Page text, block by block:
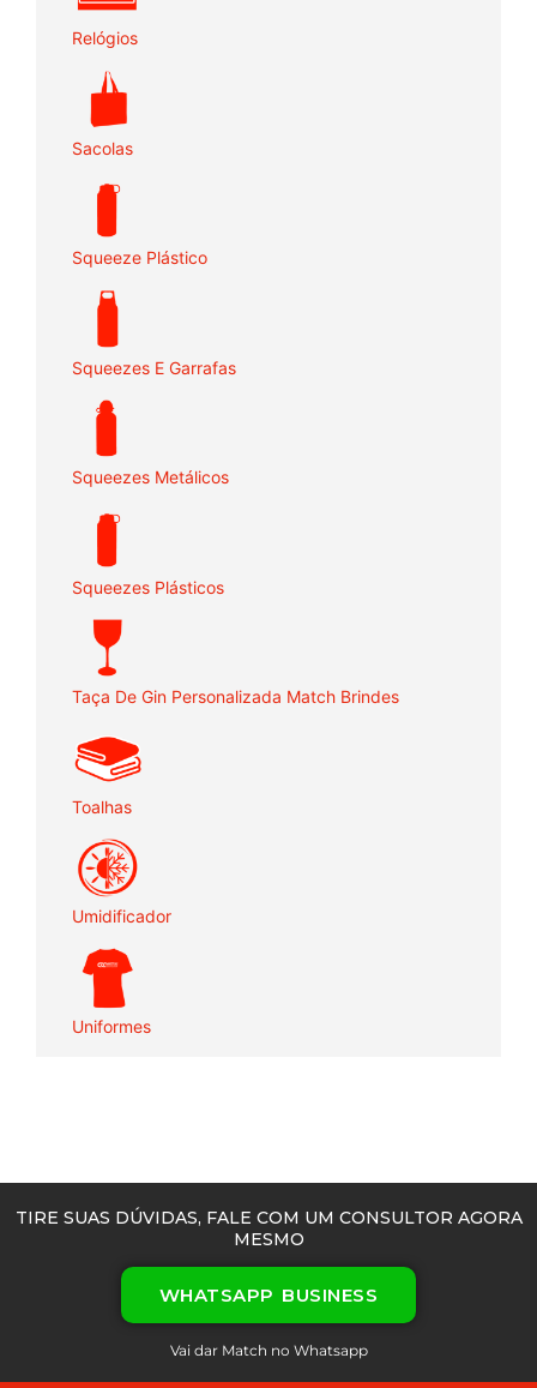
Relógios
Sacolas
Squeeze Plástico
Squeezes E Garrafas
Squeezes Metálicos
Squeezes Plásticos
Taça De Gin Personalizada Match Brindes
Toalhas
Umidificador
Uniformes
TIRE SUAS DÚVIDAS, FALE COM UM CONSULTOR AGORA
MESMO
WHATSAPP BUSINESS
Vai dar Match no Whatsapp